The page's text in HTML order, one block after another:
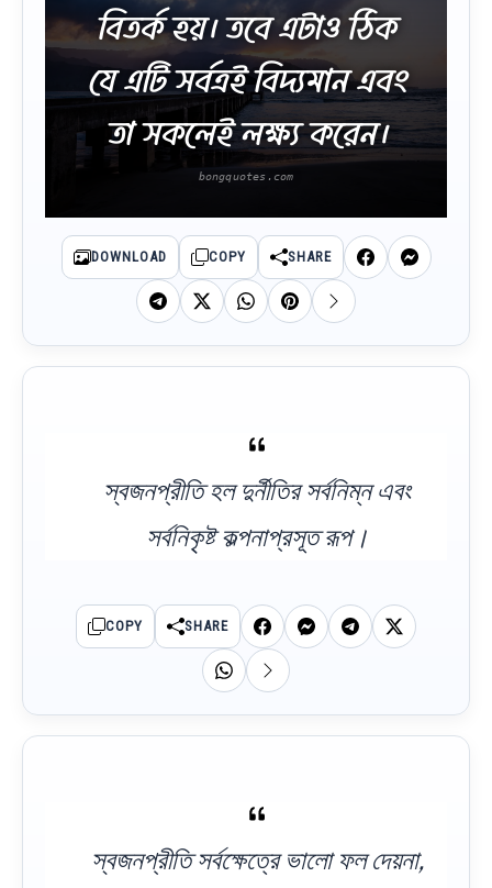
বিতর্ক হয়। তবে এটাও ঠিক
যে এটি সর্বত্রই বিদ্যমান এবং
তা সকলেই লক্ষ্য করেন।
DOWNLOAD COPY SHARE
স্বজনপ্রীতি হল দুর্নীতির সর্বনিম্ন এবং
সর্বনিকৃষ্ট কল্পনাপ্রসূত রূপ।
COPY SHARE
স্বজনপ্রীতি সর্বক্ষেত্রে ভালো ফল দেয়না,